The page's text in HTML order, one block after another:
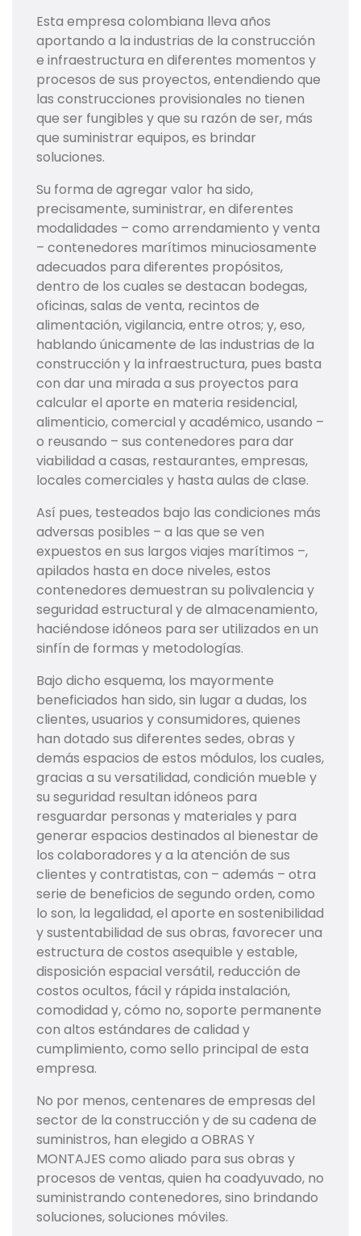
Esta empresa colombiana lleva años
aportando a la industrias de la construcción
e infraestructura en diferentes momentos y
procesos de sus proyectos, entendiendo que
las construcciones provisionales no tienen
que ser fungibles y que su razón de ser, más
que suministrar equipos, es brindar
soluciones.
Su forma de agregar valor ha sido,
precisamente, suministrar, en diferentes
modalidades – como arrendamiento y venta
– contenedores marítimos minuciosamente
adecuados para diferentes propósitos,
dentro de los cuales se destacan bodegas,
oficinas, salas de venta, recintos de
alimentación, vigilancia, entre otros; y, eso,
hablando únicamente de las industrias de la
construcción y la infraestructura, pues basta
con dar una mirada a sus proyectos para
calcular el aporte en materia residencial,
alimenticio, comercial y académico, usando –
o reusando – sus contenedores para dar
viabilidad a casas, restaurantes, empresas,
locales comerciales y hasta aulas de clase.
Así pues, testeados bajo las condiciones más
adversas posibles – a las que se ven
expuestos en sus largos viajes marítimos –,
apilados hasta en doce niveles, estos
contenedores demuestran su polivalencia y
seguridad estructural y de almacenamiento,
haciéndose idóneos para ser utilizados en un
sinfín de formas y metodologías.
Bajo dicho esquema, los mayormente
beneficiados han sido, sin lugar a dudas, los
clientes, usuarios y consumidores, quienes
han dotado sus diferentes sedes, obras y
demás espacios de estos módulos, los cuales,
gracias a su versatilidad, condición mueble y
su seguridad resultan idóneos para
resguardar personas y materiales y para
generar espacios destinados al bienestar de
los colaboradores y a la atención de sus
clientes y contratistas, con – además – otra
serie de beneficios de segundo orden, como
lo son, la legalidad, el aporte en sostenibilidad
y sustentabilidad de sus obras, favorecer una
estructura de costos asequible y estable,
disposición espacial versátil, reducción de
costos ocultos, fácil y rápida instalación,
comodidad y, cómo no, soporte permanente
con altos estándares de calidad y
cumplimiento, como sello principal de esta
empresa.
No por menos, centenares de empresas del
sector de la construcción y de su cadena de
suministros, han elegido a OBRAS Y
MONTAJES como aliado para sus obras y
procesos de ventas, quien ha coadyuvado, no
suministrando contenedores, sino brindando
soluciones, soluciones móviles.